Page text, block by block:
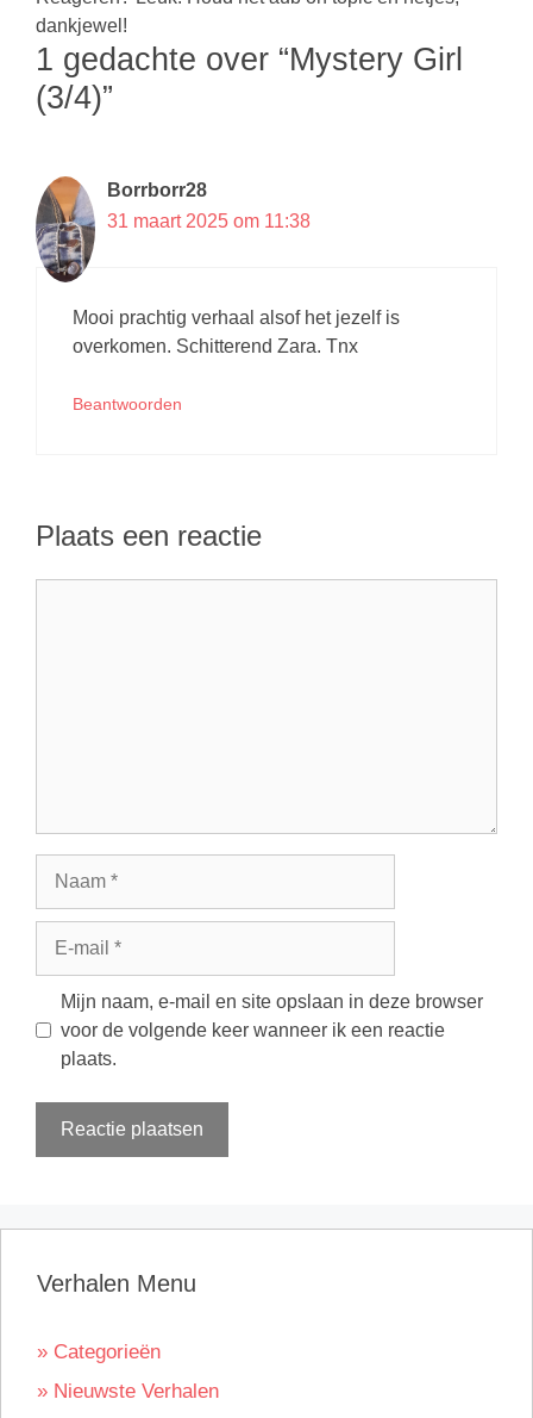
dankjewel!
1 gedachte over “Mystery Girl
(3/4)”
Borrborr28
31 maart 2025 om 11:38
Mooi prachtig verhaal alsof het jezelf is
overkomen. Schitterend Zara. Tnx
Beantwoorden
Plaats een reactie
Mijn naam, e-mail en site opslaan in deze browser
voor de volgende keer wanneer ik een reactie
plaats.
Verhalen Menu
» Categorieën
» Nieuwste Verhalen